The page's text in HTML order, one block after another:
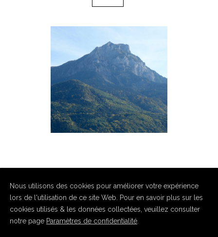
PIC DE MORGON (2324M)
Parpaillon
Nous utilisons des cookies pour améliorer votre expérience
lors de l'utilisation de ce site Web. Pour en savoir plus sur les
cookies utilisés & les données collectées, veuillez consulter
notre page Paramètres de confidentialité